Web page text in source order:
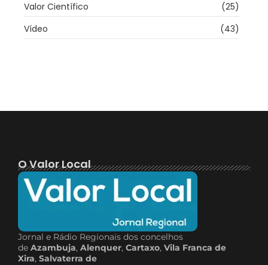
Valor Científico
(25)
Vídeo
(43)
O Valor Local
Jornal e Rádio Regionais dos concelhos
de Azambuja, Alenquer, Cartaxo, Vila Franca de
Xira, Salvaterra de